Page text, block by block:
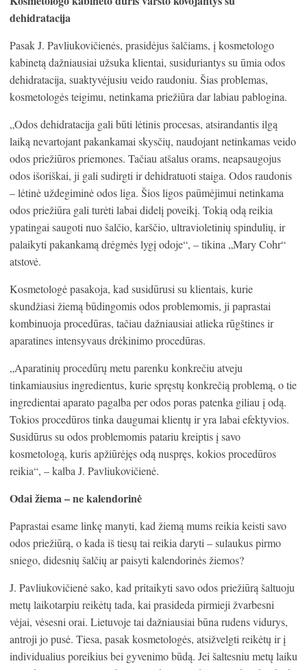
dehidratacija
Pasak J. Pavliukovičienės, prasidėjus šalčiams, į kosmetologo
kabinetą dažniausiai užsuka klientai, susiduriantys su ūmia odos
dehidratacija, suaktyvėjusiu veido raudoniu. Šias problemas,
kosmetologės teigimu, netinkama priežiūra dar labiau pablogina.
„Odos dehidratacija gali būti lėtinis procesas, atsirandantis ilgą
laiką nevartojant pakankamai skysčių, naudojant netinkamas veido
odos priežiūros priemones. Tačiau atšalus orams, neapsaugojus
odos išoriškai, ji gali sudirgti ir dehidratuoti staiga. Odos raudonis
– lėtinė uždegiminė odos liga. Šios ligos paūmėjimui netinkama
odos priežiūra gali turėti labai didelį poveikį. Tokią odą reikia
ypatingai saugoti nuo šalčio, karščio, ultravioletinių spindulių, ir
palaikyti pakankamą drėgmės lygį odoje“, – tikina „Mary Cohr“
atstovė.
Kosmetologė pasakoja, kad susidūrusi su klientais, kurie
skundžiasi žiemą būdingomis odos problemomis, ji paprastai
kombinuoja procedūras, tačiau dažniausiai atlieka rūgštines ir
aparatines intensyvaus drėkinimo procedūras.
„Aparatinių procedūrų metu parenku konkrečiu atveju
tinkamiausius ingredientus, kurie spręstų konkrečią problemą, o tie
ingredientai aparato pagalba per odos poras patenka giliau į odą.
Tokios procedūros tinka daugumai klientų ir yra labai efektyvios.
Susidūrus su odos problemomis patariu kreiptis į savo
kosmetologą, kuris apžiūrėjęs odą nuspręs, kokios procedūros
reikia“, – kalba J. Pavliukovičienė.
Odai žiema – ne kalendorinė
Paprastai esame linkę manyti, kad žiemą mums reikia keisti savo
odos priežiūrą, o kada iš tiesų tai reikia daryti – sulaukus pirmo
sniego, didesnių šalčių ar paisyti kalendorinės žiemos?
J. Pavliukovičienė sako, kad pritaikyti savo odos priežiūrą šaltuoju
metų laikotarpiu reikėtų tada, kai prasideda pirmieji žvarbesni
vėjai, vėsesni orai. Lietuvoje tai dažniausiai būna rudens vidurys,
antroji jo pusė. Tiesa, pasak kosmetologės, atsižvelgti reikėtų ir į
individualius poreikius bei gyvenimo būdą. Jei šaltesniu metų laiku